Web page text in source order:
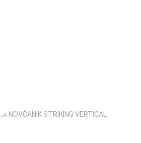
NOVČANIK STRIKING VERTICAL